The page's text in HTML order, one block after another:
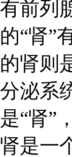
有前列
的“肾”
的肾则
分泌系
是“肾”
肾是一